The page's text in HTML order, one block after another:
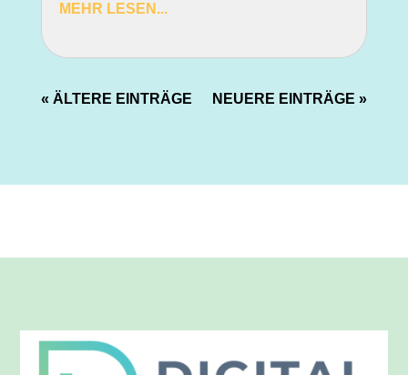
MEHR LESEN...
« ÄLTERE EINTRÄGE NEUERE EINTRÄGE »